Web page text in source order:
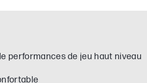
performances de jeu haut niveau